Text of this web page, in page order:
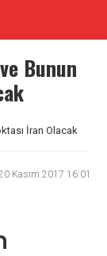
Bunun
İran Olacak
Kasım 2017 16:01